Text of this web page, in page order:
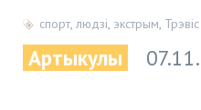
спорт, людзі, экстрым,
Артыкулы